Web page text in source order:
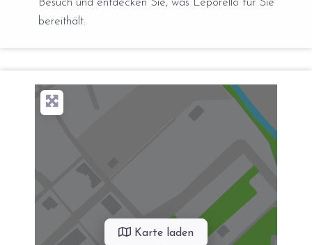
Besuch und entdecken Sie, was Leporello für Sie
bereithält.
Karte laden